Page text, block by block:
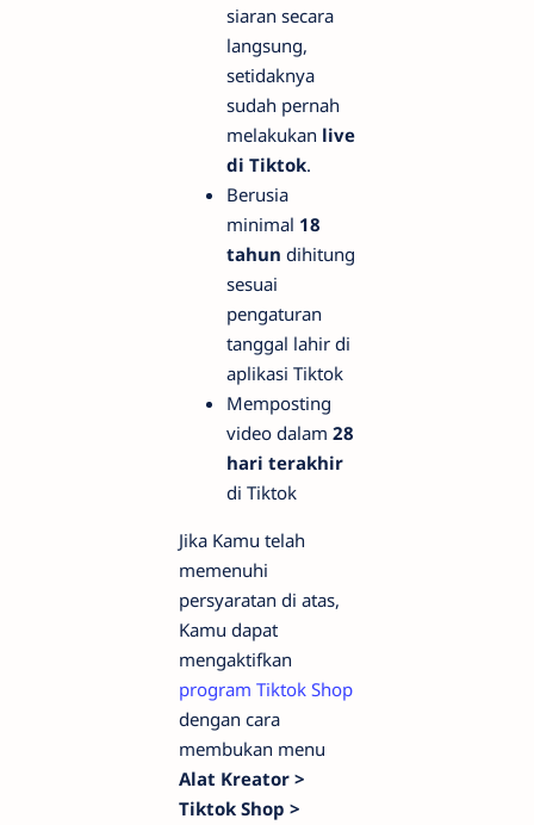
siaran secara
langsung,
setidaknya
sudah pernah
melakukan live
di Tiktok.
Berusia
minimal 18
tahun dihitung
sesuai
pengaturan
tanggal lahir di
aplikasi Tiktok
Memposting
video dalam 28
hari terakhir
di Tiktok
Jika Kamu telah
memenuhi
persyaratan di atas,
Kamu dapat
mengaktifkan
program Tiktok Shop
dengan cara
membukan menu
Alat Kreator >
Tiktok Shop >